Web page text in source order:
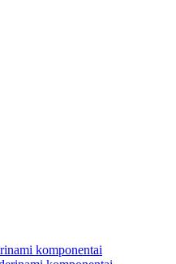
komponentai